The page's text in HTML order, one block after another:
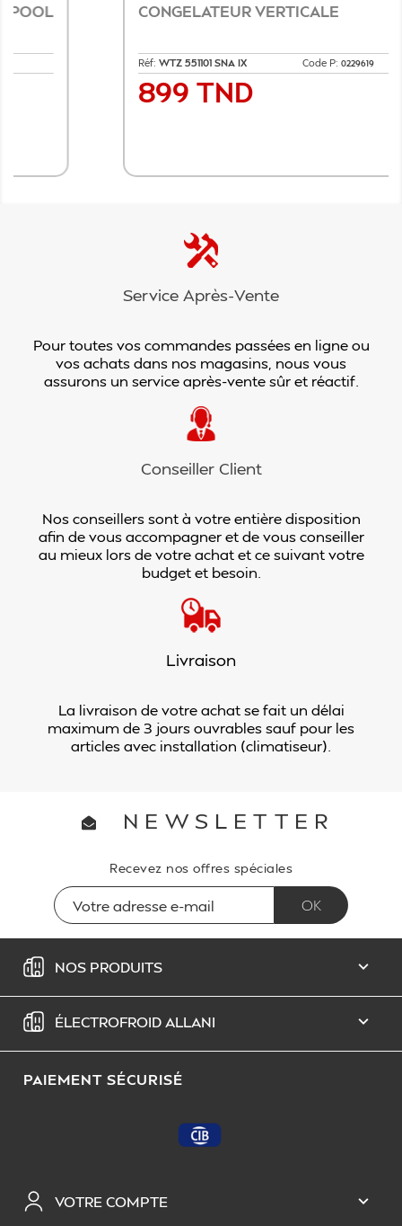
CONGELATEUR VERTICALE
WTZ 551101 SNA IX Code P: 0229619
899 TND
Service Après-Vente
Pour toutes vos commandes passées en ligne ou
vos achats dans nos magasins, nous vous
assurons un service après-vente sûr et réactif.
Conseiller Client
Nos conseillers sont à votre entière disposition
afin de vous accompagner et de vous conseiller
au mieux lors de votre achat et ce suivant votre
budget et besoin.
Livraison
La livraison de votre achat se fait un délai
maximum de 3 jours ouvrables sauf pour les
articles avec installation (climatiseur).
NEWSLETTER
Recevez nos offres spéciales
NOS PRODUITS 
ÉLECTROFROID ALLANI 
PAIEMENT SÉCURISÉ
VOTRE COMPTE 